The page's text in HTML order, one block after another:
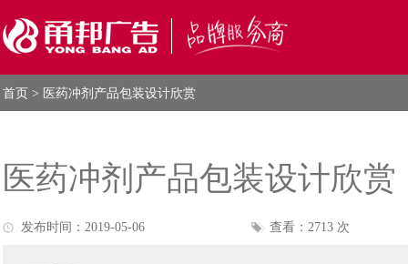
首页 > 医药冲剂产品包装设计欣赏
医药冲剂产品包装设计欣赏
发布时间：2019-05-06 查看：2713 次